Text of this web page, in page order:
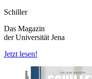
Schiller
Das Magazin
der Universität Jena
Jetzt lesen!